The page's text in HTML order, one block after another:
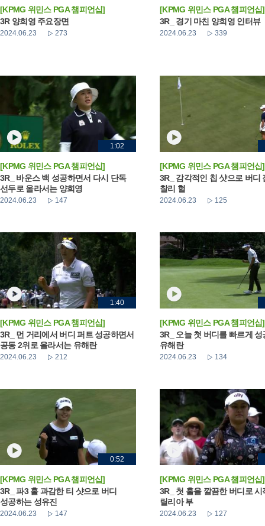
[KPMG 위민스 PGA 챔피언십]
3R 양희영 주요장면
2024.06.23 273
[KPMG 위민스 PGA 챔피언십]
3R_ 경기 마친 양희영 인터뷰
2024.06.23 339
1:02
[KPMG 위민스 PGA 챔피언십]
3R_ 바운스 백 성공하면서 다시 단독
선두로 올라서는 양희영
2024.06.23 147
[KPMG 위민스 PGA 챔피언십]
3R_ 감각적인 칩 샷으로 버디
찰리 헐
2024.06.23 125
1:40
[KPMG 위민스 PGA 챔피언십]
3R_ 먼 거리에서 버디 퍼트 성공하면서
공동 2위로 올라서는 유해란
2024.06.23 212
[KPMG 위민스 PGA 챔피언십]
3R_ 오늘 첫 버디를 빠르게 성
유해란
2024.06.23 134
0:52
[KPMG 위민스 PGA 챔피언십]
3R_ 파3 홀 과감한 티 샷으로 버디
성공하는 성유진
2024.06.23 147
[KPMG 위민스 PGA 챔피언십]
3R_ 첫 홀을 깔끔한 버디로 시
릴리아 부
2024.06.23 127